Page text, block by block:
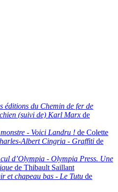
éditions du Chemin de fer de
(suivi de) Karl Marx de
- Voici Landru ! de Colette
Albert Cingria - Graffiti de
d’Olympia - Olympia Press. Une
de Thibault Saillant
et chapeau bas - Le Tutu de